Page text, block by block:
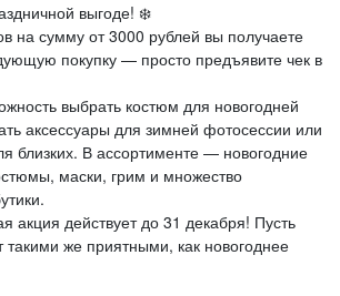
выгоде! ❄️
на сумму от 3000 рублей вы получаете
покупку — просто предъявите чек в
выбрать костюм для новогодней
аксессуары для зимней фотосессии или
близких. В ассортименте — новогодние
маски, грим и множество
акция действует до 31 декабря! Пусть
такими же приятными, как новогоднее